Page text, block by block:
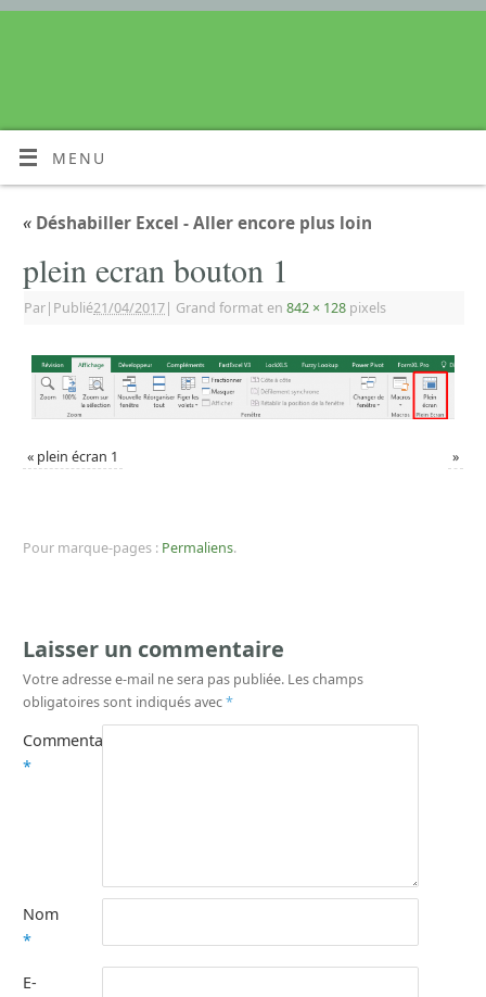
MENU
« Déshabiller Excel - Aller encore plus loin
plein ecran bouton 1
Par| Publié21/04/2017| Grand format en 842 × 128 pixels
« plein écran 1 »
Pour marque-pages : Permaliens.
Laisser un commentaire
Votre adresse e-mail ne sera pas publiée. Les champs
obligatoires sont indiqués avec*
Commentaire
*
Nom
*
E-